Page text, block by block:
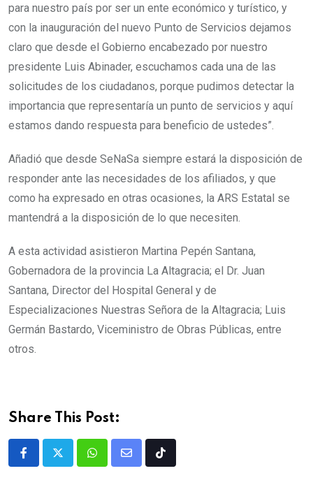
para nuestro país por ser un ente económico y turístico, y
con la inauguración del nuevo Punto de Servicios dejamos
claro que desde el Gobierno encabezado por nuestro
presidente Luis Abinader, escuchamos cada una de las
solicitudes de los ciudadanos, porque pudimos detectar la
importancia que representaría un punto de servicios y aquí
estamos dando respuesta para beneficio de ustedes”.
Añadió que desde SeNaSa siempre estará la disposición de
responder ante las necesidades de los afiliados, y que
como ha expresado en otras ocasiones, la ARS Estatal se
mantendrá a la disposición de lo que necesiten.
A esta actividad asistieron Martina Pepén Santana,
Gobernadora de la provincia La Altagracia; el Dr. Juan
Santana, Director del Hospital General y de
Especializaciones Nuestras Señora de la Altagracia; Luis
Germán Bastardo, Viceministro de Obras Públicas, entre
otros.
Share This Post: